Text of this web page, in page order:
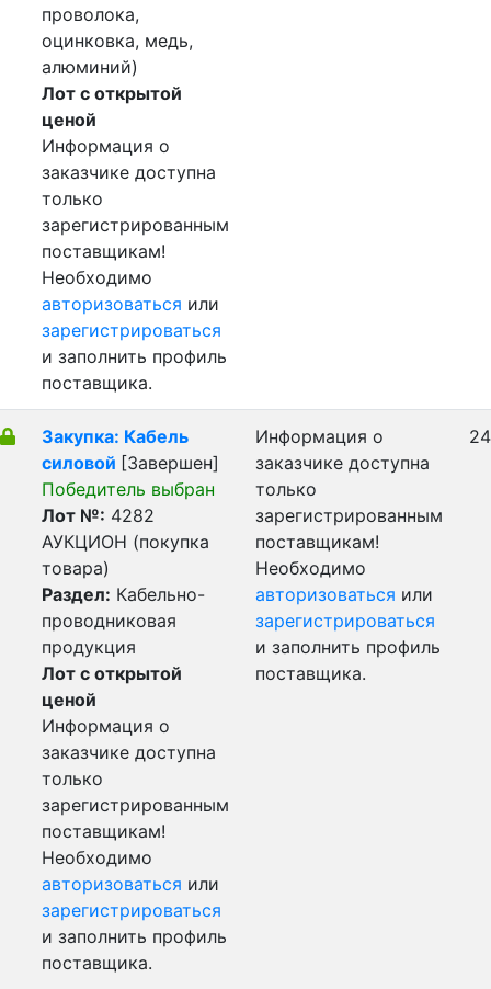
проволока,
оцинковка, медь,
алюминий)
Лот с открытой
ценой
Информация о
заказчике доступна
только
зарегистрированным
поставщикам!
Необходимо
авторизоваться или
зарегистрироваться
и заполнить профиль
поставщика.
Закупка: Кабель
силовой [Завершен]
Победитель выбран
Лот №: 4282
АУКЦИОН (покупка
товара)
Раздел: Кабельно-
проводниковая
продукция
Лот с открытой
ценой
Информация о
заказчике доступна
только
зарегистрированным
поставщикам!
Необходимо
авторизоваться или
зарегистрироваться
и заполнить профиль
поставщика.
Информация о
заказчике доступна
только
зарегистрированным
поставщикам!
Необходимо
авторизоваться или
зарегистрироваться
и заполнить профиль
поставщика.